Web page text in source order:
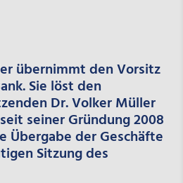
übernimmt den Vorsitz
Sie löst den
Dr. Volker Müller
seiner Gründung 2008
Übergabe der Geschäfte
Sitzung des